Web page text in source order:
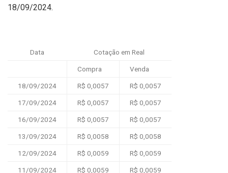
18/09/2024.
Data Cotação em Real
Compra Venda
18/09/2024 R$ 0,0057 R$ 0,0057
17/09/2024 R$ 0,0057 R$ 0,0057
16/09/2024 R$ 0,0057 R$ 0,0057
13/09/2024 R$ 0,0058 R$ 0,0058
12/09/2024 R$ 0,0059 R$ 0,0059
11/09/2024 R$ 0,0059 R$ 0,0059